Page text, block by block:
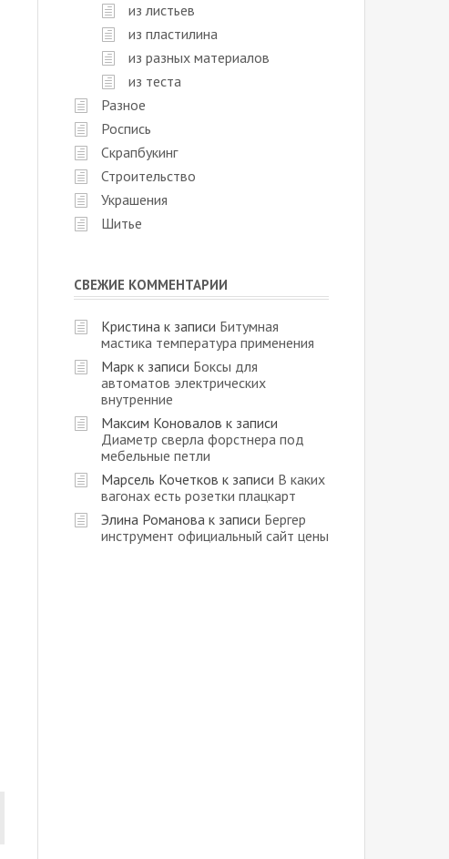
из листьев
из пластилина
из разных материалов
из теста
Разное
Роспись
Скрапбукинг
Строительство
Украшения
Шитье
СВЕЖИЕ КОММЕНТАРИИ
Кристина к записи Битумная
мастика температура применения
Марк к записи Боксы для
автоматов электрических
внутренние
Максим Коновалов к записи
Диаметр сверла форстнера под
мебельные петли
Марсель Кочетков к записи В каких
вагонах есть розетки плацкарт
Элина Романова к записи Бергер
инструмент официальный сайт цены